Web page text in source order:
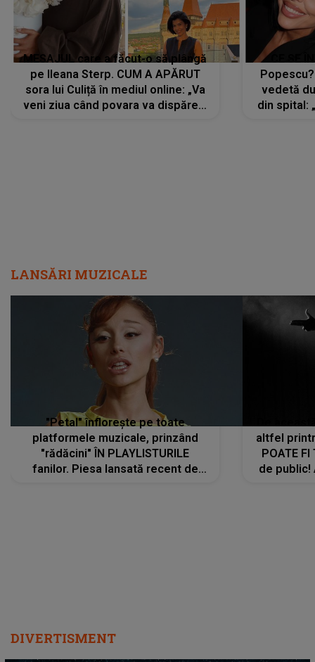
MESAJUL care a făcut-o să plângă
pe Ileana Sterp. CUM A APĂRUT
sora lui Culiță în mediul online: „Va
veni ziua când povara va dispărea,
vedetă
din spital:
LANSĂRI MUZICALE
"Petal" înflorește pe toate
platformele muzicale, prinzând
"rădăcini" ÎN PLAYLISTURILE
fanilor. Piesa lansată recent de
altfel
POATE FI
de public!
DIVERTISMENT